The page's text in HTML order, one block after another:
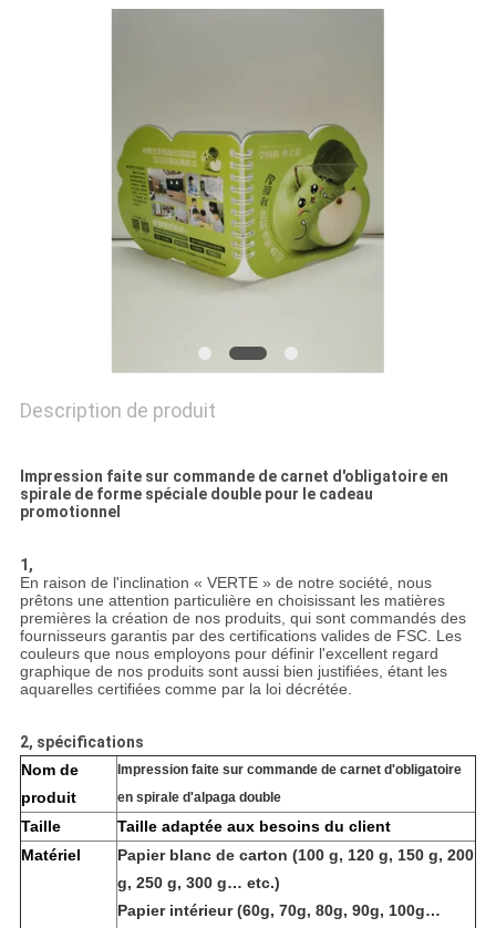
Description de produit
Impression faite sur commande de carnet d'obligatoire en
spirale de forme spéciale double pour le cadeau
promotionnel
1,
En raison de l'inclination « VERTE » de notre société, nous
prêtons une attention particulière en choisissant les matières
premières la création de nos produits, qui sont commandés des
fournisseurs garantis par des certifications valides de FSC. Les
couleurs que nous employons pour définir l'excellent regard
graphique de nos produits sont aussi bien justifiées, étant les
aquarelles certifiées comme par la loi décrétée.
2, spécifications
Nom de
produit
Impression faite sur commande de carnet d'obligatoire
en spirale d'alpaga double
Taille
Taille adaptée aux besoins du client
Matériel
Papier blanc de carton (100 g, 120 g, 150 g, 200
g, 250 g, 300 g… etc.)
Papier intérieur (60g, 70g, 80g, 90g, 100g…